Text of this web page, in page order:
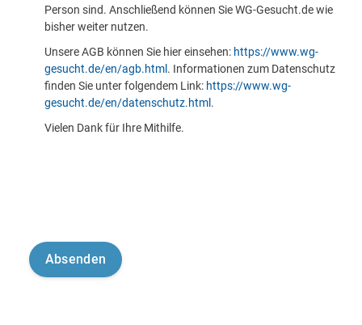
Person sind. Anschließend können Sie WG-Gesucht.de wie
bisher weiter nutzen.
Unsere AGB können Sie hier einsehen: https://www.wg-
gesucht.de/en/agb.html . Informationen zum Datenschutz
finden Sie unter folgendem Link: https://www.wg-
gesucht.de/en/datenschutz.html .
Vielen Dank für Ihre Mithilfe.